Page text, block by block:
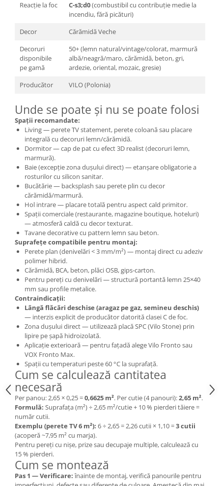
Reacție la foc C-s3;d0(combustibil cu contribuție medie la
incendiu, fără picături)
Decor
Cărămidă Veche
Decoruri
disponibile
pe gamă
50+ (lemn natural/vintage/colorat, marmură
albă/neagră/maro, cărămidă, beton, gri,
ardezie, oriental, mozaic, gresie)
Producător
VILO (Polonia)
Unde se poate și nu se poate folosi
Spații recomandate:
Living — perete TV statement, perete coloană sau placare
integrală cu decoruri lemn/cărămidă.
Dormitor — cap de pat cu efect 3D realist (decoruri lemn,
marmură).
Baie (excepție zona dușului direct) — etanșare obligatorie a
rosturilor cu silicon sanitar.
Bucătărie — backsplash sau perete plin cu decor
cărămidă/marmură.
Hol intrare — placare totală pentru aspect cald primitor.
Spații comerciale (restaurante, magazine boutique, hoteluri)
— atmosferă caldă cu decor texturat.
Tavane decorative cu pattern lemn sau beton.
Suprafețe compatibile pentru montaj:
Perete plan (denivelări < 3 mm/m²) — montaj direct cu adeziv
polimer hibrid.
Cărămidă, BCA, beton, plăci OSB, gips-carton.
Pentru pereți cu denivelări — structură portantă lemn 25×40
mm sau profile metalice.
Contraindicații:
Lângă flăcări deschise (aragaz pe gaz, semineu deschis)
— interzis explicit de producător datorită clasei C de foc.
Zona dușului direct — utilizează placă SPC (Vilo Stone) prin
lipire pe șapă hidroizolată.
Aplicație exterioară — pentru fațadă alege Vilo Fronto sau
VOX Fronto Max.
Spații cu temperaturi peste 60 °C la suprafață.
Cum se calculează cantitatea
necesară
Per panou: 2,65 × 0,25 =0,6625 m². Per cutie (4 panouri):2,65 m².
Formulă: Suprafața (m²) ÷ 2,65 m²/cutie + 10 % pierderi tăiere =
număr cutii.
Exemplu (perete TV 6 m²): 6 ÷ 2,65 = 2,26 cutii × 1,10 =3 cutii
(acoperă ~7,95 m² cu marja).
Pentru pereți cu nișe, prize sau decupaje multiple, calculează cu
15 % pierderi.
Cum se montează
Pas 1 — Verificare:înainte de montaj, verifică panourile pentru